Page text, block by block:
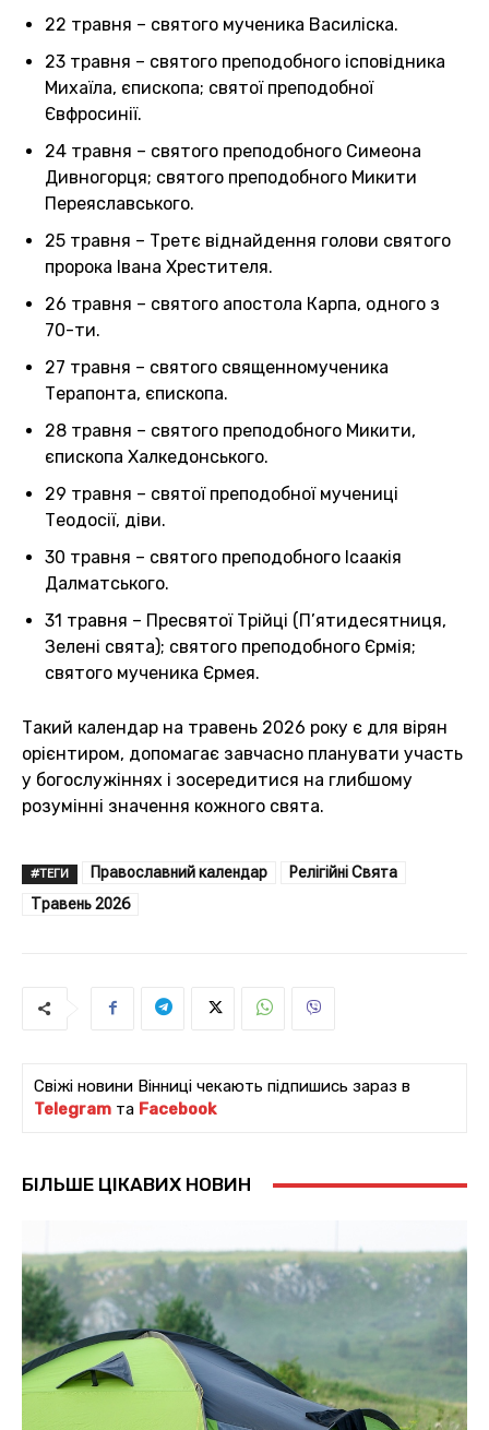
22 травня – святого мученика Василіска.
23 травня – святого преподобного ісповідника
Михаїла, єпископа; святої преподобної
Євфросинії.
24 травня – святого преподобного Симеона
Дивногорця; святого преподобного Микити
Переяславського.
25 травня – Третє віднайдення голови святого
пророка Івана Хрестителя.
26 травня – святого апостола Карпа, одного з
70-ти.
27 травня – святого священномученика
Терапонта, єпископа.
28 травня – святого преподобного Микити,
єпископа Халкедонського.
29 травня – святої преподобної мучениці
Теодосії, діви.
30 травня – святого преподобного Ісаакія
Далматського.
31 травня – Пресвятої Трійці (П’ятидесятниця,
Зелені свята); святого преподобного Єрмія;
святого мученика Єрмея.
Такий календар на травень 2026 року є для вірян
орієнтиром, допомагає завчасно планувати участь
у богослужіннях і зосередитися на глибшому
розумінні значення кожного свята.
#ТЕГИ Православний календар
Релігійні Свята
Травень 2026
Свіжі новини Вінниці чекають підпишись зараз в
Telegram та Facebook
БІЛЬШЕ ЦІКАВИХ НОВИН